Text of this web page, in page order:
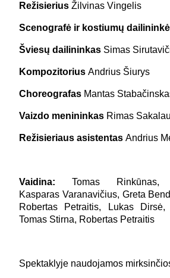
Režisierius Žilvinas Vingelis
Scenografė ir kostiumų dailininkė
Šviesų dailininkas Simas
Kompozitorius Andrius Šiurys
Choreografas Mantas
Vaizdo menininkas Rimas
Režisieriaus asistentas Andrius
Vaidina:Tomas
Kasparas Varanavičius, Greta
Robertas Petraitis, Lukas Dirsė,
Tomas Stirna, Robertas Petraitis
Spektaklyje naudojamos